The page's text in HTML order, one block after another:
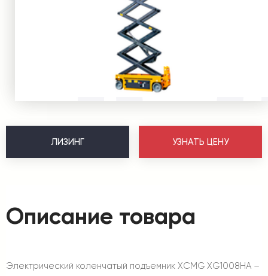
ЛИЗИНГ УЗНАТЬ ЦЕНУ
Описание товара
Электрический коленчатый подъемник XCMG XG1008HA –